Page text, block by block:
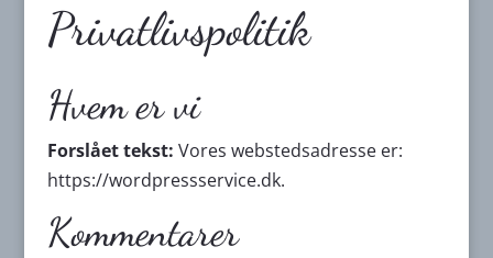
Privatlivspolitik
Hvem er vi
Forslået tekst: Vores webstedsadresse er:
https://wordpressservice.dk.
Kommentarer